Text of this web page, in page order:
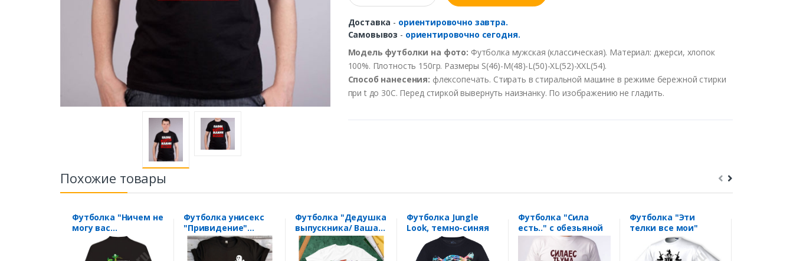
Доставка - ориентировочно завтра.
Самовывоз - ориентировочно сегодня.
Модель футболки на фото: Футболка мужская (классическая). Материал: джерси, хлопок
100%. Плотность 150гр. Размеры S(46)-M(48)-L(50)-XL(52)-XXL(54).
Способ нанесения: флексопечать. Стирать в стиральной машине в режиме бережной стирки
при t до 30С. Перед стиркой вывернуть наизнанку. По изображению не гладить.
Похожие товары
Футболка "Ничем не
могу вас
обрадовать"
Футболка унисекс
"Привидение"
хэллоуин
Футболка "Дедушка
выпускника/ Ваша
дата/" голубь
Футболка Jungle
Look, темно-синяя
Футболка "Сила
есть.." с обезьяной
Футболка "Эти
телки все мои"